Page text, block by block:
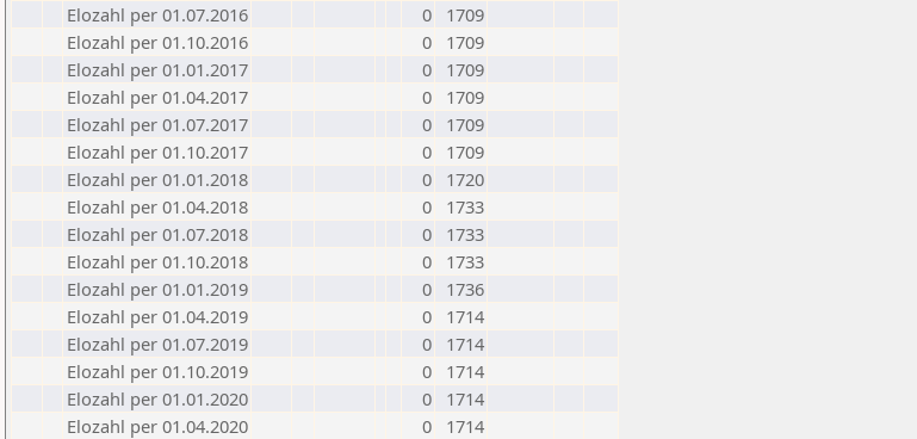
Elozahl per 01.07.2016
0
1709
Elozahl per 01.10.2016
0
1709
Elozahl per 01.01.2017
0
1709
Elozahl per 01.04.2017
0
1709
Elozahl per 01.07.2017
0
1709
Elozahl per 01.10.2017
0
1709
Elozahl per 01.01.2018
0
1720
Elozahl per 01.04.2018
0
1733
Elozahl per 01.07.2018
0
1733
Elozahl per 01.10.2018
0
1733
Elozahl per 01.01.2019
0
1736
Elozahl per 01.04.2019
0
1714
Elozahl per 01.07.2019
0
1714
Elozahl per 01.10.2019
0
1714
Elozahl per 01.01.2020
0
1714
Elozahl per 01.04.2020
0
1714